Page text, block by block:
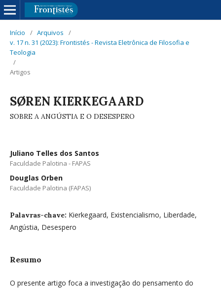
Início / Arquivos
/
v. 17 n. 31 (2023): Frontistés - Revista Eletrônica de Filosofia e
Teologia
/
Artigos
SØREN KIERKEGAARD
SOBRE A ANGÚSTIA E O DESESPERO
Juliano Telles dos Santos
Faculdade Palotina - FAPAS
Douglas Orben
Faculdade Palotina (FAPAS)
Palavras-chave: Kierkegaard, Existencialismo, Liberdade,
Angústia, Desespero
Resumo
O presente artigo foca a investigação do pensamento do